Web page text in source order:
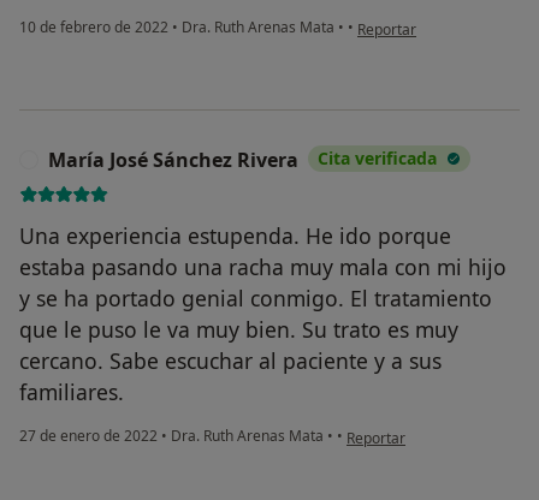
10 de febrero de 2022 • Dra. Ruth Arenas Mata • • en opinión del usuario JP
Reportar
María José Sánchez Rivera Cita verificada
Una experiencia estupenda. He ido porque
estaba pasando una racha muy mala con mi hijo
y se ha portado genial conmigo. El tratamiento
que le puso le va muy bien. Su trato es muy
cercano. Sabe escuchar al paciente y a sus
familiares.
27 de enero de 2022 • Dra. Ruth Arenas Mata • • en opinión del usuario María
Reportar